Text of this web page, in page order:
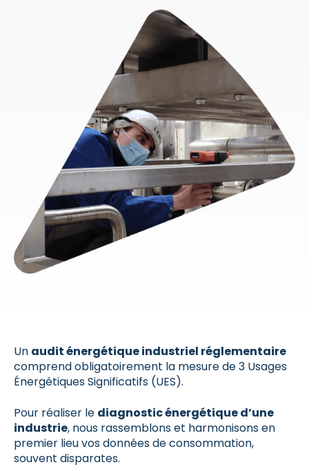
Un audit énergétique industriel réglementaire
comprend obligatoirement la mesure de 3 Usages
Énergétiques Significatifs (UES).
Pour réaliser le diagnostic énergétique d’une
industrie, nous rassemblons et harmonisons en
premier lieu vos données de consommation,
souvent disparates.